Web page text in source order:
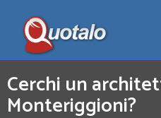
Cerchi un
Monteriggioni?